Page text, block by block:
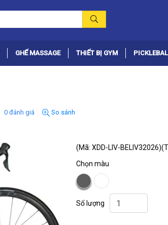
GHẾ MASSAGE THIẾT BỊ GYM
0 đánh giá So sánh
(Mã: XDD-LIV-BELIV32026)
Chọn màu
Số lượng